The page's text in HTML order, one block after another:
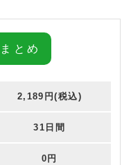
とめ
2,189円(税込)
31日間
0円